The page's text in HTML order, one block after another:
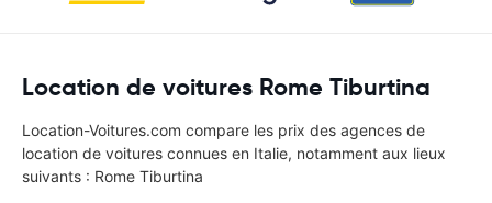
Location de voitures Rome Tiburtina
Location-Voitures.com compare les prix des agences de
location de voitures connues en Italie, notamment aux lieux
suivants : Rome Tiburtina